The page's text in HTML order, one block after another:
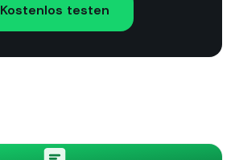
Kostenlos testen